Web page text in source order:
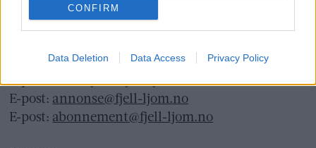
CONFIRM
Data Deletion Data Access Privacy Policy
Liv Maren Mæhre Vold
Tlf: 72 40 65 90
E-post:redaksjon@fjell-ljom.no
E-post: annonse@fjell-ljom.no
E-post: abonnement@fjell-ljom.no